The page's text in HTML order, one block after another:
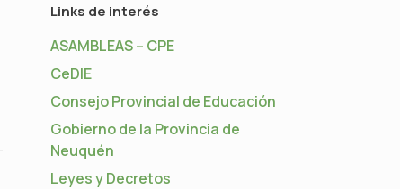
Links de interés
ASAMBLEAS – CPE
CeDIE
Consejo Provincial de Educación
Gobierno de la Provincia de
Neuquén
Leyes y Decretos